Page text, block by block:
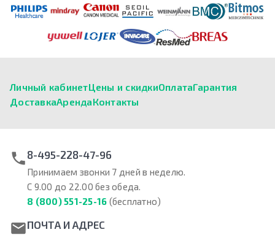
Личный кабинетЦены и скидкиОплатаГарантия
ДоставкаАрендаКонтакты
8-495-228-47-96
Принимаем звонки 7 дней в неделю.
С 9.00 до 22.00 без обеда.
8 (800) 551-25-16 (бесплатно)
ПОЧТА И АДРЕС